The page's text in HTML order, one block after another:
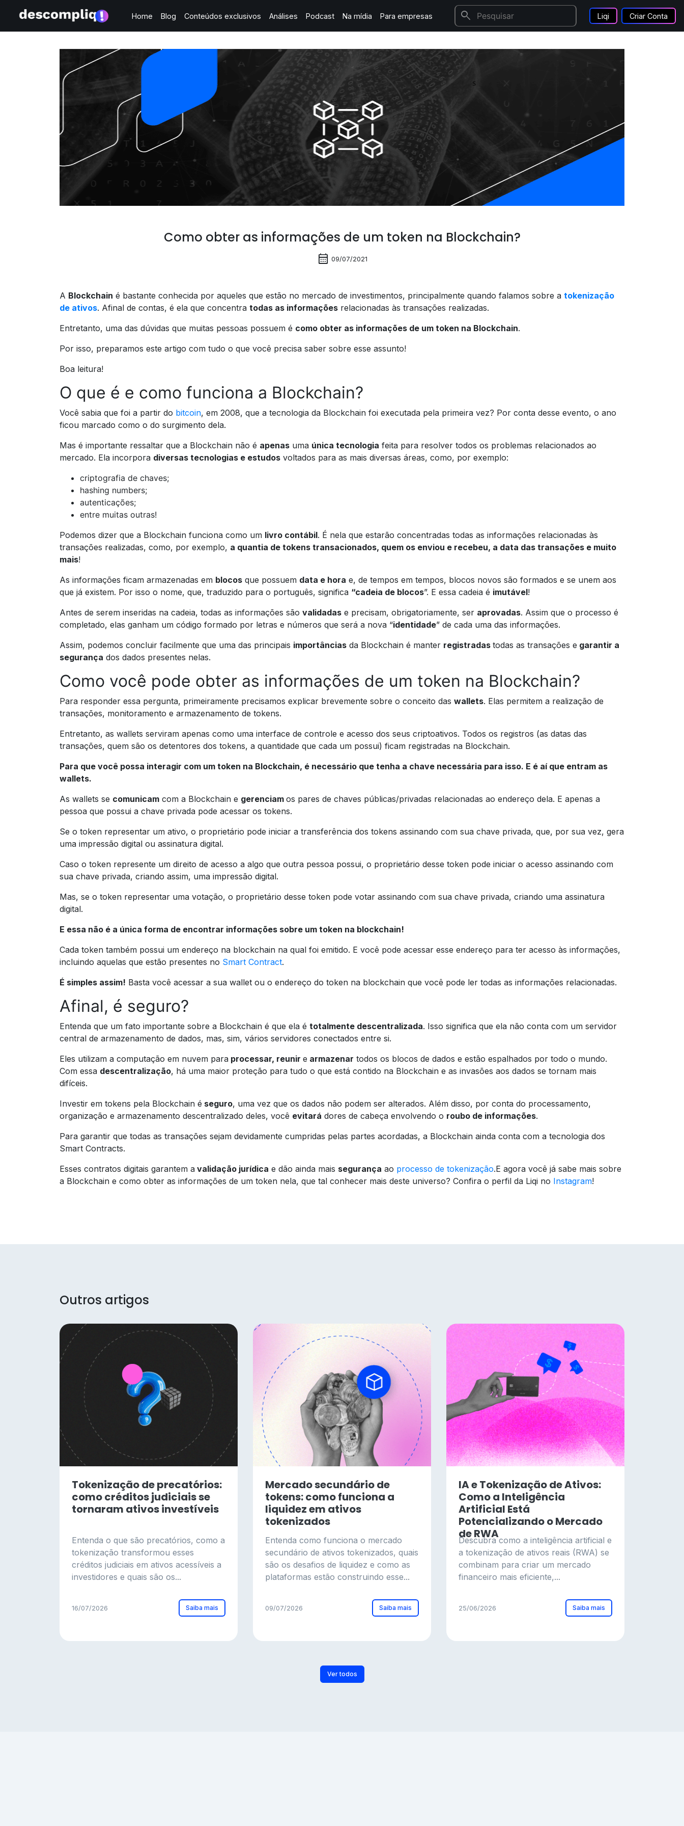
Home Blog Conteúdos exclusivos Análises Podcast Na mídia Para empresas search Liqi Criar Conta
Como obter as informações de um token na Blockchain?
calendar_month 09/07/2021
A Blockchain é bastante conhecida por aqueles que estão no mercado de investimentos, principalmente quando falamos sobre a tokenização
de ativos. Afinal de contas, é ela que concentra todas as informações relacionadas às transações realizadas.
Entretanto, uma das dúvidas que muitas pessoas possuem é como obter as informações de um token na Blockchain.
Por isso, preparamos este artigo com tudo o que você precisa saber sobre esse assunto!
Boa leitura!
O que é e como funciona a Blockchain?
Você sabia que foi a partir do bitcoin, em 2008, que a tecnologia da Blockchain foi executada pela primeira vez? Por conta desse evento, o ano
ficou marcado como o do surgimento dela.
Mas é importante ressaltar que a Blockchain não é apenas uma única tecnologia feita para resolver todos os problemas relacionados ao
mercado. Ela incorpora diversas tecnologias e estudos voltados para as mais diversas áreas, como, por exemplo:
criptografia de chaves;
hashing numbers;
autenticações;
entre muitas outras!
Podemos dizer que a Blockchain funciona como um livro contábil. É nela que estarão concentradas todas as informações relacionadas às
transações realizadas, como, por exemplo, a quantia de tokens transacionados, quem os enviou e recebeu, a data das transações e muito
mais!
As informações ficam armazenadas em blocos que possuem data e hora e, de tempos em tempos, blocos novos são formados e se unem aos
que já existem. Por isso o nome, que, traduzido para o português, significa “cadeia de blocos”. E essa cadeia é imutável!
Antes de serem inseridas na cadeia, todas as informações são validadas e precisam, obrigatoriamente, ser aprovadas. Assim que o processo é
completado, elas ganham um código formado por letras e números que será a nova “identidade” de cada uma das informações.
Assim, podemos concluir facilmente que uma das principais importâncias da Blockchain é manter registradas todas as transações e garantir a
segurança dos dados presentes nelas.
Como você pode obter as informações de um token na Blockchain?
Para responder essa pergunta, primeiramente precisamos explicar brevemente sobre o conceito das wallets. Elas permitem a realização de
transações, monitoramento e armazenamento de tokens.
Entretanto, as wallets serviram apenas como uma interface de controle e acesso dos seus criptoativos. Todos os registros (as datas das
transações, quem são os detentores dos tokens, a quantidade que cada um possui) ficam registradas na Blockchain.
Para que você possa interagir com um token na Blockchain, é necessário que tenha a chave necessária para isso. E é aí que entram as
wallets.
As wallets se comunicam com a Blockchain e gerenciam os pares de chaves públicas/privadas relacionadas ao endereço dela. E apenas a
pessoa que possui a chave privada pode acessar os tokens.
Se o token representar um ativo, o proprietário pode iniciar a transferência dos tokens assinando com sua chave privada, que, por sua vez, gera
uma impressão digital ou assinatura digital.
Caso o token represente um direito de acesso a algo que outra pessoa possui, o proprietário desse token pode iniciar o acesso assinando com
sua chave privada, criando assim, uma impressão digital.
Mas, se o token representar uma votação, o proprietário desse token pode votar assinando com sua chave privada, criando uma assinatura
digital.
E essa não é a única forma de encontrar informações sobre um token na blockchain!
Cada token também possui um endereço na blockchain na qual foi emitido. E você pode acessar esse endereço para ter acesso às informações,
incluindo aquelas que estão presentes no Smart Contract.
É simples assim! Basta você acessar a sua wallet ou o endereço do token na blockchain que você pode ler todas as informações relacionadas.
Afinal, é seguro?
Entenda que um fato importante sobre a Blockchain é que ela é totalmente descentralizada. Isso significa que ela não conta com um servidor
central de armazenamento de dados, mas, sim, vários servidores conectados entre si.
Eles utilizam a computação em nuvem para processar, reunir e armazenar todos os blocos de dados e estão espalhados por todo o mundo.
Com essa descentralização, há uma maior proteção para tudo o que está contido na Blockchain e as invasões aos dados se tornam mais
difíceis.
Investir em tokens pela Blockchain é seguro, uma vez que os dados não podem ser alterados. Além disso, por conta do processamento,
organização e armazenamento descentralizado deles, você evitará dores de cabeça envolvendo o roubo de informações.
Para garantir que todas as transações sejam devidamente cumpridas pelas partes acordadas, a Blockchain ainda conta com a tecnologia dos
Smart Contracts.
Esses contratos digitais garantem a validação jurídica e dão ainda mais segurança ao processo de tokenização.E agora você já sabe mais sobre
a Blockchain e como obter as informações de um token nela, que tal conhecer mais deste universo? Confira o perfil da Liqi no Instagram!
Outros artigos
Tokenização de precatórios:
como créditos judiciais se
tornaram ativos investíveis
Entenda o que são precatórios, como a
tokenização transformou esses
créditos judiciais em ativos acessíveis a
investidores e quais são os...
16/07/2026 Saiba mais
Mercado secundário de
tokens: como funciona a
liquidez em ativos
tokenizados
Entenda como funciona o mercado
secundário de ativos tokenizados, quais
são os desafios de liquidez e como as
plataformas estão construindo esse...
09/07/2026 Saiba mais
IA e Tokenização de Ativos:
Como a Inteligência
Artificial Está
Potencializando o Mercado
de RWA
Descubra como a inteligência artificial e
a tokenização de ativos reais (RWA) se
combinam para criar um mercado
financeiro mais eficiente,...
25/06/2026 Saiba mais
Ver todos